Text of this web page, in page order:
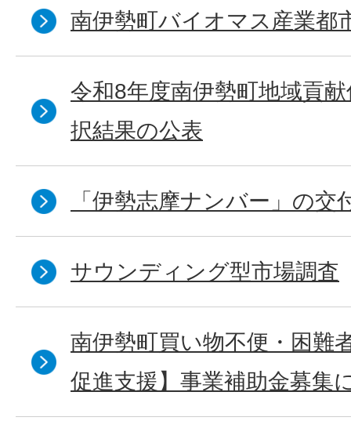
南伊勢町バイオマス産業都
令和8年度南伊勢町地域貢
択結果の公表
「伊勢志摩ナンバー」の交
サウンディング型市場調査
南伊勢町買い物不便・困難
促進支援】事業補助金募集